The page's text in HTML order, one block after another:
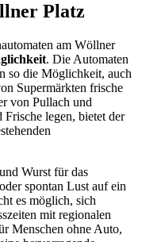
Platz
am Wöllner
. Die Automaten
so die Möglichkeit, auch
Supermärkten frische
von Pullach und
legen, bietet der
Wurst für das
spontan Lust auf ein
es möglich, sich
mit regionalen
Menschen ohne Auto,